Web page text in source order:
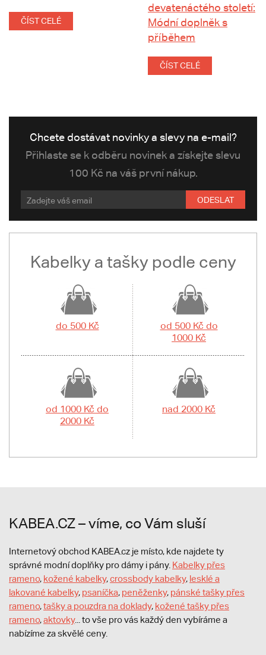
ČÍST CELÉ
devatenáctého století:
Módní doplněk s
příběhem
ČÍST CELÉ
Chcete dostávat novinky a slevy na e-mail?
Přihlaste se k odběru novinek a získejte slevu
100 Kč na váš první nákup.
ODESLAT
Kabelky a tašky podle ceny
do 500 Kč
od 500 Kč do
1000 Kč
od 1000 Kč do
2000 Kč
nad 2000 Kč
KABEA.CZ – víme, co Vám sluší
Internetový obchod KABEA.cz je místo, kde najdete ty
správné modní doplňky pro dámy i pány. Kabelky přes
rameno, kožené kabelky,crossbody kabelky, lesklé a
lakované kabelky, psaníčka, peněženky, pánské tašky přes
rameno,tašky a pouzdra na doklady, kožené tašky přes
rameno,aktovky... to vše pro vás každý den vybíráme a
nabízíme za skvělé ceny.